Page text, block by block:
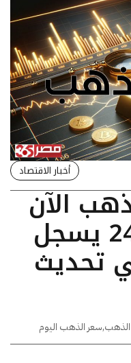
أخبار الاقتصاد
الآن
في مصر: عيار 24 يسجل
في تحديث
,سعر الذهب اليوم